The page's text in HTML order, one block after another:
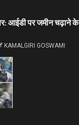
आईडी पर जमीन चढ़ाने के
KAMALGIRI GOSWAMI